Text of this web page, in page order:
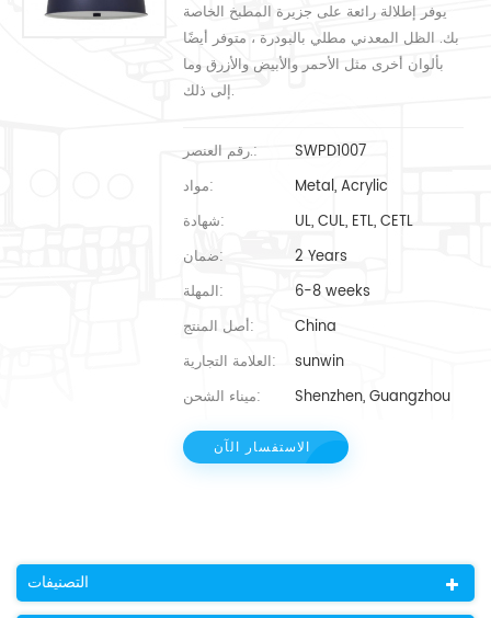
يوفر إطلالة رائعة على جزيرة المطبخ الخاصة
بك. الظل المعدني مطلي بالبودرة ، متوفر أيضًا
بألوان أخرى مثل الأحمر والأبيض والأزرق وما
إلى ذلك.
رقم العنصر.:
SWPD1007
مواد:
Metal, Acrylic
شهادة:
UL, CUL, ETL, CETL
ضمان:
2 Years
المهلة:
6-8 weeks
أصل المنتج:
China
العلامة التجارية:
sunwin
ميناء الشحن:
Shenzhen, Guangzhou
الاستفسار الآن
التصنيفات